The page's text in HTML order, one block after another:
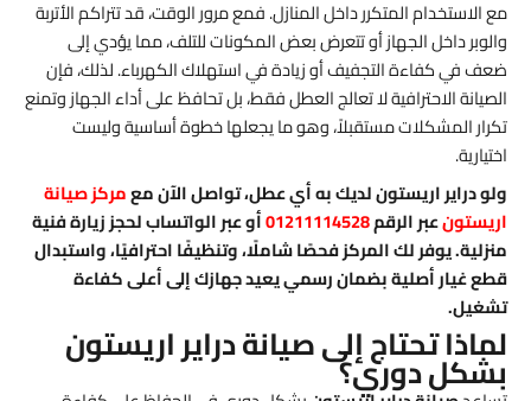
مع الاستخدام المتكرر داخل المنازل. فمع مرور الوقت، قد تتراكم الأتربة
والوبر داخل الجهاز أو تتعرض بعض المكونات للتلف، مما يؤدي إلى
ضعف في كفاءة التجفيف أو زيادة في استهلاك الكهرباء. لذلك، فإن
الصيانة الاحترافية لا تعالج العطل فقط، بل تحافظ على أداء الجهاز وتمنع
تكرار المشكلات مستقبلاً، وهو ما يجعلها خطوة أساسية وليست
اختيارية.
ولو دراير اريستون لديك به أي عطل، تواصل الآن معمركز صيانة
اريستونعبر الرقم01211114528أو عبر الواتساب لحجز زيارة فنية
منزلية. يوفر لك المركز فحصًا شاملًا، وتنظيفًا احترافيًا، واستبدال
قطع غيار أصلية بضمان رسمي يعيد جهازك إلى أعلى كفاءة
تشغيل.
لماذا تحتاج إلى صيانة دراير اريستون
بشكل دوري؟